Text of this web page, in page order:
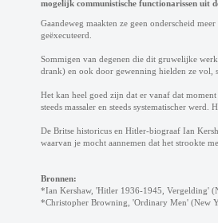
mogelijk communistische functionarissen uit
Gaandeweg maakten ze geen onderscheid
geëxecuteerd.
Sommigen van degenen die dit gruwelijke
drank) en ook door gewenning hielden ze vol,
Het kan heel goed zijn dat er vanaf dat
steeds massaler en steeds systematischer
De Britse historicus en Hitler-biograaf Ian
waarvan je mocht aannemen dat het strookte
Bronnen:
*Ian Kershaw, 'Hitler 1936-1945, Vergelding'
*Christopher Browning, 'Ordinary Men' (New